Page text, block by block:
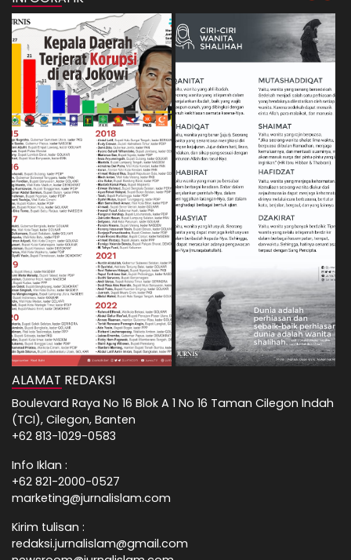
ALAMAT REDAKSI
Boulevard Raya No 16 Blok A 1 No 16 Taman Cilegon Indah
(TCI), Cilegon, Banten
+62 813-1029-0583
Info Iklan :
+62 821-2000-0527
marketing@jurnalislam.com
Kirim tulisan :
redaksi.jurnalislam@gmail.com